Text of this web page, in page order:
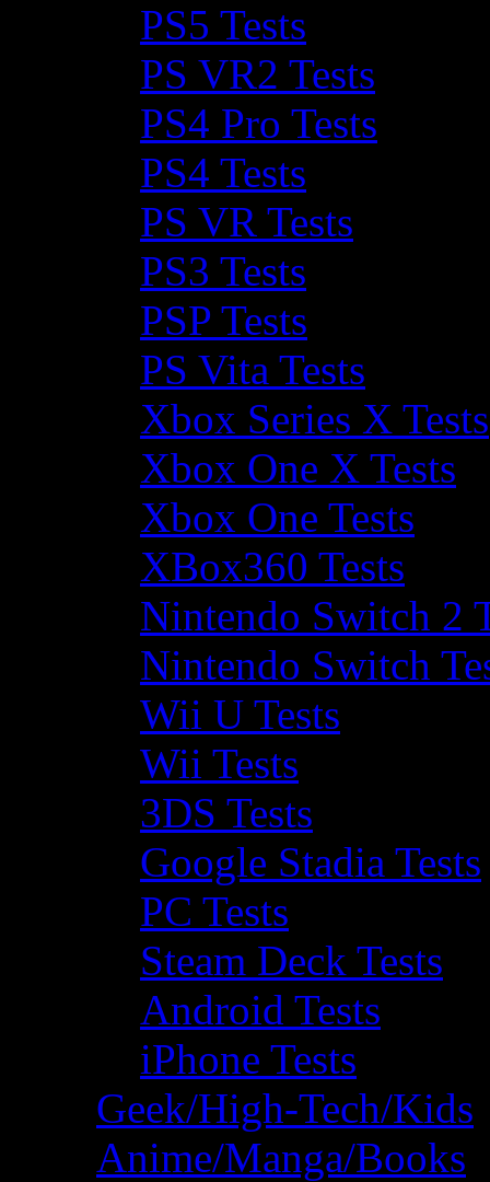
PS5 Tests
PS VR2 Tests
PS4 Pro Tests
PS4 Tests
PS VR Tests
PS3 Tests
PSP Tests
PS Vita Tests
Xbox Series X Tests
Xbox One X Tests
Xbox One Tests
XBox360 Tests
Nintendo Switch 2
Nintendo Switch
Wii U Tests
Wii Tests
3DS Tests
Google Stadia Tests
PC Tests
Steam Deck Tests
Android Tests
iPhone Tests
Geek/High-Tech/Kids
Anime/Manga/Books